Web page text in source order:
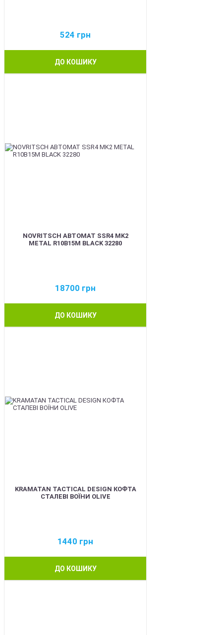
524 грн
ДО КОШИКУ
NOVRITSCH АВТОМАТ SSR4 MK2
METAL R10B15M BLACK 32280
18700 грн
ДО КОШИКУ
KRAMATAN TACTICAL DESIGN КОФТА
СТАЛЕВІ ВОЇНИ OLIVE
1440 грн
ДО КОШИКУ